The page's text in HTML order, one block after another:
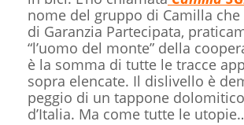
nome del gruppo di Camilla che
di Garanzia Partecipata,
“l’uomo del monte” della
è la somma di tutte le tracce
sopra elencate. Il dislivello è
peggio di un tappone
d’Italia. Ma come tutte le